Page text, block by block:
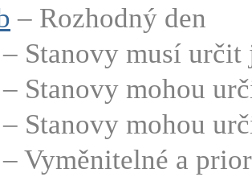
– Rozhodný den
– Stanovy musí určit
– Stanovy mohou
– Stanovy mohou
– Vyměnitelné a